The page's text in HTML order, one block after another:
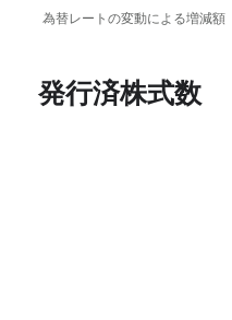
為替レートの変動による増減額
発行済株式数